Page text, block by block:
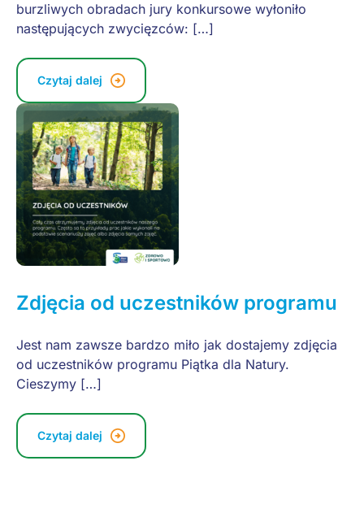
burzliwych obradach jury konkursowe wyłoniło
następujących zwycięzców: […]
Czytaj dalej
Zdjęcia od uczestników programu
Jest nam zawsze bardzo miło jak dostajemy zdjęcia
od uczestników programu Piątka dla Natury.
Cieszymy […]
Czytaj dalej